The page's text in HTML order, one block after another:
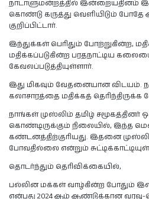
நாடாளுமன்றத்தில் இன்றையதினம்
கொண்டு கருத்து வெளியிடும்
குறிப்பிட்டார்.
இந்துக்கள் பெரிதும் போற்றுகின்ற,
மதிக்கப்படுகின்ற பரதநாட்டிய
கேவலப்படுத்தியுள்ளார்.
இது மிகவும் வேதனையான விடயம்.
கலாசாரத்தை மதிக்கத் தெரிந்திருக்க
நாங்கள் முஸ்லிம் தமிழ் சமூகத்தினர்
கொண்டிருக்கும் நிலையில், இந்த
கண்டனத்திற்குரியது. இதனை
போவதில்லை என்றும்
தொடர்ந்தும் தெரிவிக்கையில்,
பல்லின மக்கள் வாழ்கின்ற போதும்
என்பது 2024 ஆம் ஆண்டுக்கான வரவு-